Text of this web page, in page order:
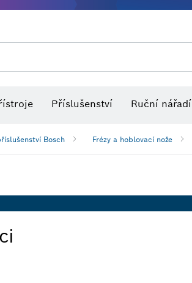
Příslušenství Ruční nářadí
Bosch Frézy a hoblovací nože